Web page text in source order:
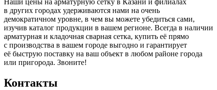
в других городах удерживаются нами на очень
демократичном уровне, в чем вы можете убедиться сами,
изучив каталог продукции в вашем регионе. Всегда в наличии
арматурная и кладочная сварная сетка, купить её прямо
с производства в вашем городе выгодно и гарантирует
её быструю поставку на ваш объект в любом районе города
или пригорода. Звоните!
Контакты